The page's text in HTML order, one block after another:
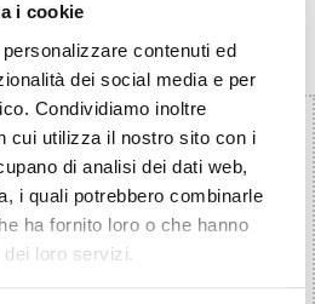
i cookie
contenuti ed
dei social media e per
Condividiamo inoltre
cui utilizza il nostro sito con i
di analisi dei dati web,
i quali potrebbero combinarle
ha fornito loro o che hanno
loro servizi.